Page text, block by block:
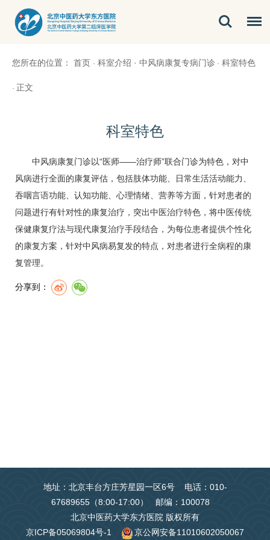
您所在的位置： 首页 · 科室介绍 · 中风病康复专病门诊 · 科室特色
· 正文
科室特色
中风病康复门诊以“医师——治疗师”联合门诊为特色，对中
风病进行全面的康复评估，包括肢体功能、日常生活活动能力、
吞咽言语功能、认知功能、心理情绪、营养等方面，针对患者的
问题进行有针对性的康复治疗，突出中医治疗特色，将中医传统
保健康复疗法与现代康复治疗手段结合，为每位患者提供个性化
的康复方案，针对中风病易复发的特点，对患者进行全病程的康
复管理。
分享到：
地址：北京丰台方庄芳星园一区6号 电话：010-
67689655（8:00-17:00） 邮编：100078
北京中医药大学东方医院 版权所有
京ICP备05069804号-1
京公网安备11010602050067